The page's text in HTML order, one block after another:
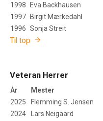
1998
Eva Backhausen
1997
Birgit Mærkedahl
1996 Sonja Streit
Til top
Veteran Herrer
År Mester
2025
Flemming S. Jensen
2024
Lars Neigaard